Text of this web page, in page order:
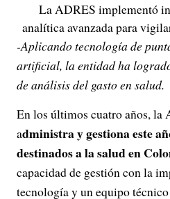
La ADRES implementó
analítica avanzada para
-Aplicando tecnología de
artificial, la entidad ha
de análisis del gasto en salud.
En los últimos cuatro años, la
administra y gestiona este
destinados a la salud en
capacidad de gestión con la
tecnología y un equipo